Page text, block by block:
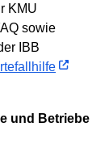
KMU
sowie
IBB
und Betriebe